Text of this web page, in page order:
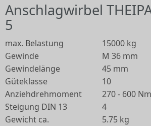
Anschlagwirbel
5
max. Belastung
15000 kg
Gewinde
M 36 mm
Gewindelänge
45 mm
Güteklasse
10
Anziehdrehmoment
270 - 600 Nm
Steigung DIN 13
4
Gewicht ca.
5.75 kg